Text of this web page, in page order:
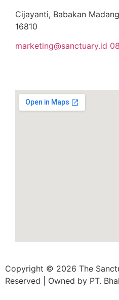
Cijayanti, Babakan
16810
marketing@sanctuary.id
Copyright © 2026 The
Reserved | Owned by PT.